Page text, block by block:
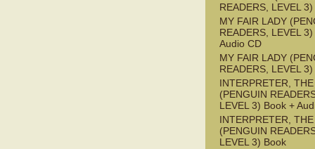
READERS, LEVEL
MY FAIR LADY
READERS, LEVEL
Audio CD
MY FAIR LADY
READERS, LEVEL
INTERPRETER, THE
(PENGUIN
LEVEL 3) Book +
INTERPRETER, THE
(PENGUIN
LEVEL 3) Book